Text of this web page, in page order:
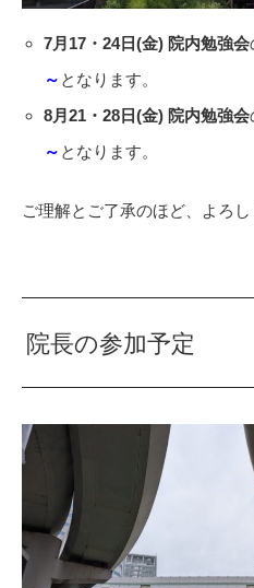
7月17・24日(金) 院内勉強会
～ となります。
8月21・28日(金) 院内勉強会
～ となります。
ご理解とご了承のほど、よろし
院長の参加予定